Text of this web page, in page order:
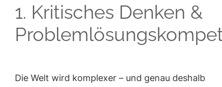
1. Kritisches Denken &
Die Welt wird komplexer – und genau deshalb